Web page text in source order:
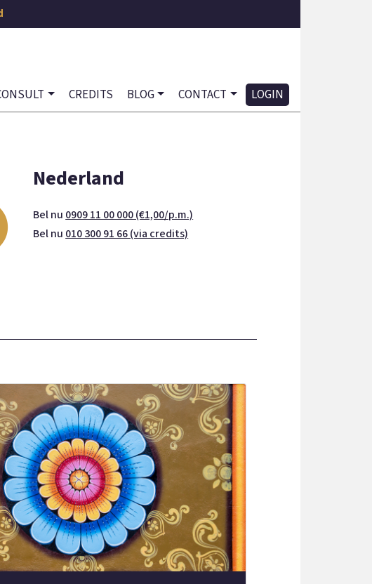
CREDITS BLOG CONTACT LOGIN
Nederland
Bel nu 0909 11 00 000 (€1,00/p.m.)
Bel nu 010 300 91 66 (via credits)